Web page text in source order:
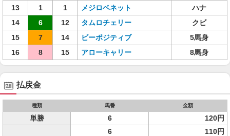
13
1 1 メジロベネット
ハナ
14
6 12 タムロチェリー
クビ
15
7 14 ビーポジティブ
5馬身
16
8 15 アローキャリー 8馬身
払戻金
種類 馬番 金額
単勝 6 120円
6
110円